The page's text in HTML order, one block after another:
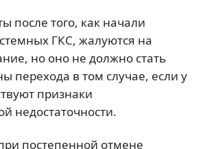
после того, как начали
ГКС, жалуются на
но оно не должно стать
перехода в том случае, если у
признаки
недостаточности.
постепенной отмене